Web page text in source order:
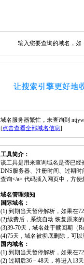
输入您要查询的域名，如
域名服务器繁忙，未查询到
[点击查看全部域名信息]
工具简介：
该工具是用来查询域名是否已
DNS服务器、注册时间、过期时
查询</a> 代码插入网页中，方
域名管理须知
国际域名：
(1) 到期当天暂停解析，如果在
(2)续费后，系统自动 恢复原来
(3)39-70天，域名处于赎回期（
(4)75天，域名被彻底删除，可以
国内域名：
(1) 到期当天暂停解析，如果在
(2) 过期后36－48天，将进入13